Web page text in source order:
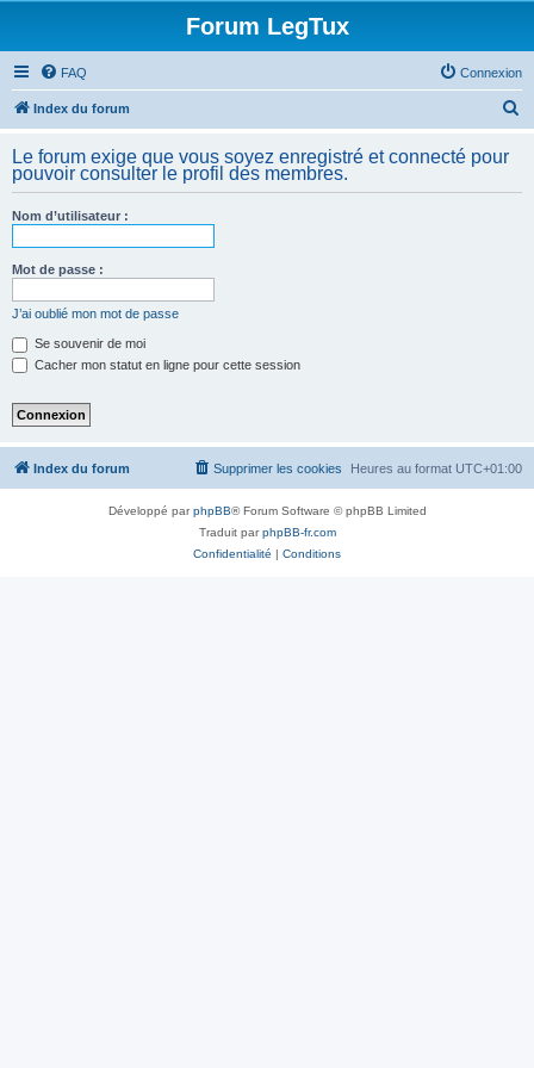
Forum LegTux
FAQ Connexion
Index du forum
h
Le forum exige que vous soyez enregistré et connecté pour
pouvoir consulter le profil des membres.
Nom d’utilisateur :
Mot de passe :
J’ai oublié mon mot de passe
Se souvenir de moi
Cacher mon statut en ligne pour cette session
Index du forum Heures au format UTC+01:00
Supprimer les cookies
Développé parphpBB® Forum Software © phpBB Limited
Traduit parphpBB-fr.com
Confidentialité | Conditions